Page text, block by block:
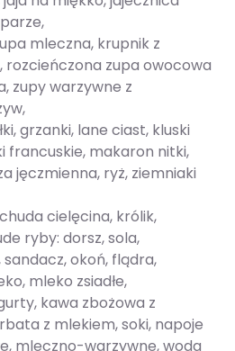
mleczna, krupnik z
rozcieńczona zupa owocowa
zupy warzywne z
grzanki, lane ciast, kluski
francuskie, makaron nitki,
jęczmienna, ryż, ziemniaki
cielęcina, królik,
ryby: dorsz, sola,
okoń, flądra,
mleko zsiadłe,
kawa zbożowa z
z mlekiem, soki, napoje
mleczno-warzywne, woda